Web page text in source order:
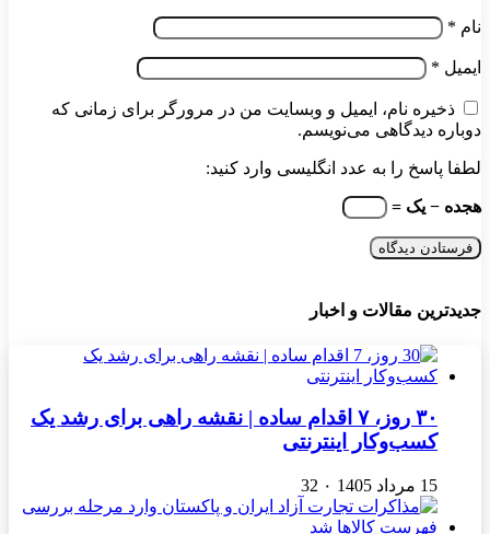
نام *
ایمیل *
ذخیره نام، ایمیل و وبسایت من در مرورگر برای زمانی که
دوباره دیدگاهی می‌نویسم.
لطفا پاسخ را به عدد انگلیسی وارد کنید:
هجده − یک =
جدیدترین مقالات و اخبار
۳۰ روز، ۷ اقدام ساده | نقشه راهی برای رشد یک
کسب‌وکار اینترنتی
15 مرداد 1405 ۰ 32